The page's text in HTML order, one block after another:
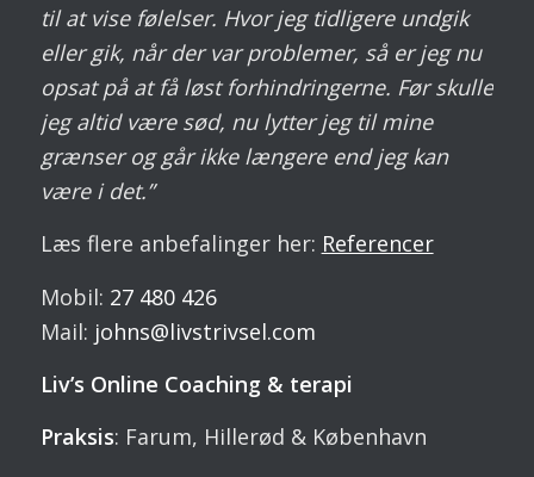
til at vise følelser. Hvor jeg tidligere undgik
eller gik, når der var problemer, så er jeg nu
opsat på at få løst forhindringerne. Før skulle
jeg altid være sød, nu lytter jeg til mine
grænser og går ikke længere end jeg kan
være i det.”
Læs flere anbefalinger her: Referencer
Mobil: 27 480 426
Mail: johns@livstrivsel.com
Liv’s Online Coaching & terapi
Praksis: Farum, Hillerød & København